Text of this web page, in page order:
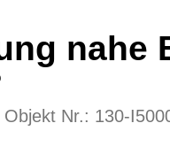
nahe
Objekt Nr.: 130-